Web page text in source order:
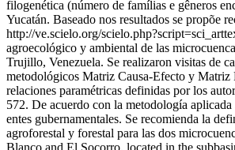
filogenética (número de famílias e gêneros
Yucatán. Baseado nos resultados se propõe
http://ve.scielo.org/
agroecológico y ambiental de las
Trujillo, Venezuela. Se realizaron visitas de
metodológicos Matriz Causa-Efecto y Matriz
relaciones paramétricas definidas por los
572. De acuerdo con la metodología
entes gubernamentales. Se recomienda la
agroforestal y forestal para las dos
Blanco and El Socorro, located in the